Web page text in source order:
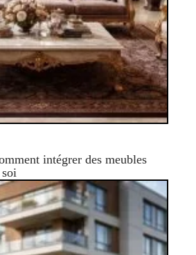
intégrer des meubles
soi